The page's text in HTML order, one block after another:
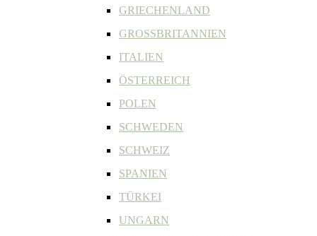
GRIECHENLAND
GROSSBRITANNIEN
ITALIEN
ÖSTERREICH
POLEN
SCHWEDEN
SCHWEIZ
SPANIEN
TÜRKEI
UNGARN